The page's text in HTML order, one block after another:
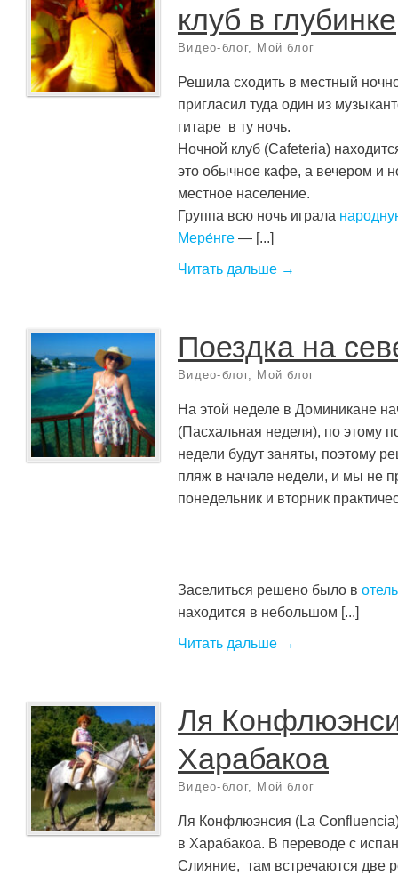
клуб в глубинке
Видео-блог, Мой блог
Решила сходить в местный
пригласил туда один из
гитаре в ту ночь.
Ночной клуб (Cafeteria)
это обычное кафе, а вечером и
местное население.
Группа всю ночь играла
Мере́нге — [...]
Читать дальше →
Поездка на
Видео-блог, Мой блог
На этой неделе в Доминикане
(Пасхальная неделя), по этому
недели будут заняты, поэтому
пляж в начале недели, и мы не
понедельник и вторник
Заселиться решено было в
находится в небольшом [...]
Читать дальше →
Ля
Харабакоа
Видео-блог, Мой блог
Ля Конфлюэнсия (La
в Харабакоа. В переводе с
Слияние, там встречаются две